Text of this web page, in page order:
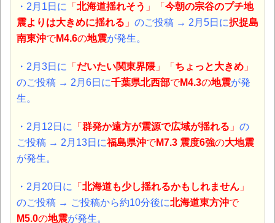
・2月1日に 「 北海道揺れそう 」「 今朝の宗谷のプチ地
震よりは大きめに揺れる 」 のご投稿 → 2月5日に択捉島
南東沖でM4.6の地震が発生。
・2月3日に 「 だいたい関東界隈」「 ちょっと大きめ 」
のご投稿 → 2月6日に千葉県北西部でM4.3の地震が発
生。
・2月12日に 「 群発か遠方が震源で広域が揺れる 」 の
ご投稿 → 2月13日に福島県沖でM7.3 震度6強の大地震
が発生。
・2月20日に 「 北海道も少し揺れるかもしれません 」
のご投稿 → ご投稿から約10分後に北海道東方沖で
M5.0の地震が発生。